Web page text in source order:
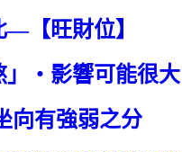
【旺財位】
」‧影響可能很大
向有強弱之分